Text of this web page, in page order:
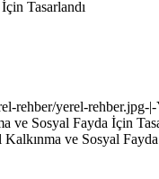
Tasarlandı
rehber/yerel-rehber.jpg-|-
ve Sosyal Fayda İçin
Kalkınma ve Sosyal